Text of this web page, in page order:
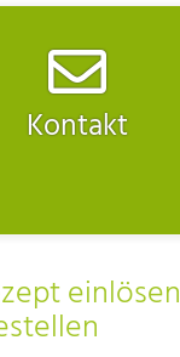
Kontakt
einlösen